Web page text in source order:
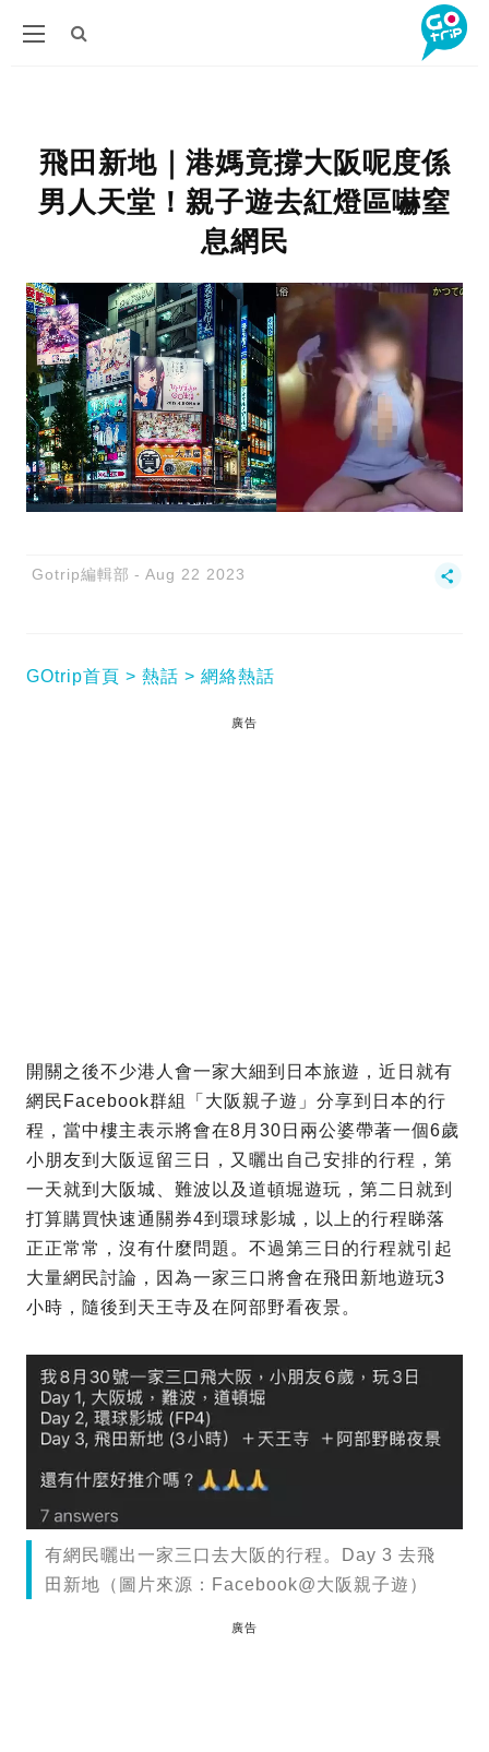
飛田新地｜港媽竟撐大阪呢度係
男人天堂！親子遊去紅燈區嚇窒
息網民
Gotrip編輯部 Aug 22 2023
GOtrip首頁 熱話 網絡熱話
廣告
開關之後不少港人會一家大細到日本旅遊，近日就有
網民Facebook群組「大阪親子遊」分享到日本的行
程，當中樓主表示將會在8月30日兩公婆帶著一個6歲
小朋友到大阪逗留三日，又曬出自己安排的行程，第
一天就到大阪城、難波以及道頓堀遊玩，第二日就到
打算購買快速通關券4到環球影城，以上的行程睇落
正正常常，沒有什麼問題。不過第三日的行程就引起
大量網民討論，因為一家三口將會在飛田新地遊玩3
小時，隨後到天王寺及在阿部野看夜景。
有網民曬出一家三口去大阪的行程。Day 3 去飛
田新地（圖片來源：Facebook@大阪親子遊）
廣告